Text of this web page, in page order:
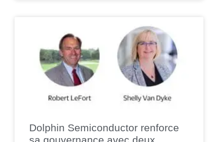
Dolphin Semiconductor renforce
sa gouvernance avec deux